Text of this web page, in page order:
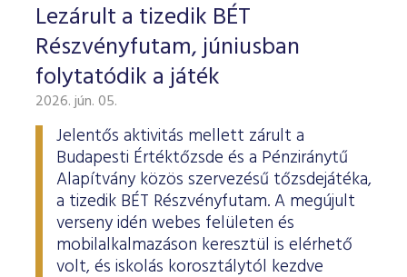
Lezárult a tizedik BÉT
Részvényfutam, júniusban
folytatódik a játék
2026. jún. 05.
Jelentős aktivitás mellett zárult a
Budapesti Értéktőzsde és a Pénziránytű
Alapítvány közös szervezésű tőzsdejátéka,
a tizedik BÉT Részvényfutam. A megújult
verseny idén webes felületen és
mobilalkalmazáson keresztül is elérhető
volt, és iskolás korosztálytól kezdve